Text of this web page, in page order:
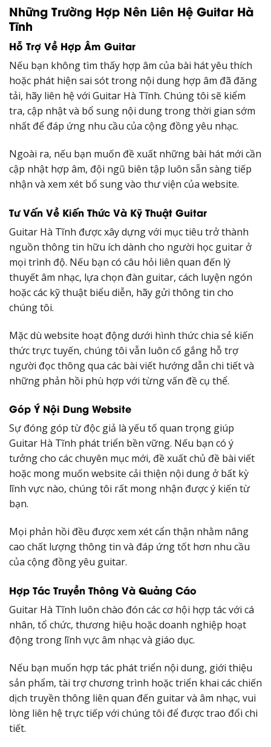
Những Trường Hợp Nên Liên Hệ Guitar Hà
Tĩnh
Hỗ Trợ Về Hợp Âm Guitar
Nếu bạn không tìm thấy hợp âm của bài hát yêu thích
hoặc phát hiện sai sót trong nội dung hợp âm đã đăng
tải, hãy liên hệ với Guitar Hà Tĩnh. Chúng tôi sẽ kiểm
tra, cập nhật và bổ sung nội dung trong thời gian sớm
nhất để đáp ứng nhu cầu của cộng đồng yêu nhạc.
Ngoài ra, nếu bạn muốn đề xuất những bài hát mới cần
cập nhật hợp âm, đội ngũ biên tập luôn sẵn sàng tiếp
nhận và xem xét bổ sung vào thư viện của website.
Tư Vấn Về Kiến Thức Và Kỹ Thuật Guitar
Guitar Hà Tĩnh được xây dựng với mục tiêu trở thành
nguồn thông tin hữu ích dành cho người học guitar ở
mọi trình độ. Nếu bạn có câu hỏi liên quan đến lý
thuyết âm nhạc, lựa chọn đàn guitar, cách luyện ngón
hoặc các kỹ thuật biểu diễn, hãy gửi thông tin cho
chúng tôi.
Mặc dù website hoạt động dưới hình thức chia sẻ kiến
thức trực tuyến, chúng tôi vẫn luôn cố gắng hỗ trợ
người đọc thông qua các bài viết hướng dẫn chi tiết và
những phản hồi phù hợp với từng vấn đề cụ thể.
Góp Ý Nội Dung Website
Sự đóng góp từ độc giả là yếu tố quan trọng giúp
Guitar Hà Tĩnh phát triển bền vững. Nếu bạn có ý
tưởng cho các chuyên mục mới, đề xuất chủ đề bài viết
hoặc mong muốn website cải thiện nội dung ở bất kỳ
lĩnh vực nào, chúng tôi rất mong nhận được ý kiến từ
bạn.
Mọi phản hồi đều được xem xét cẩn thận nhằm nâng
cao chất lượng thông tin và đáp ứng tốt hơn nhu cầu
của cộng đồng yêu guitar.
Hợp Tác Truyền Thông Và Quảng Cáo
Guitar Hà Tĩnh luôn chào đón các cơ hội hợp tác với cá
nhân, tổ chức, thương hiệu hoặc doanh nghiệp hoạt
động trong lĩnh vực âm nhạc và giáo dục.
Nếu bạn muốn hợp tác phát triển nội dung, giới thiệu
sản phẩm, tài trợ chương trình hoặc triển khai các chiến
dịch truyền thông liên quan đến guitar và âm nhạc, vui
lòng liên hệ trực tiếp với chúng tôi để được trao đổi chi
tiết.